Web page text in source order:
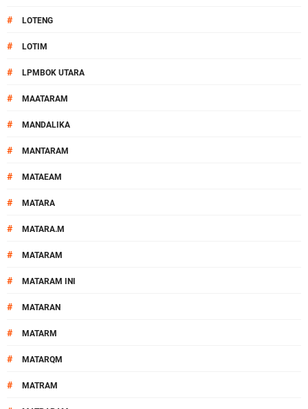
# LOTENG
# LOTIM
# LPMBOK UTARA
# MAATARAM
# MANDALIKA
# MANTARAM
# MATAEAM
# MATARA
# MATARA.M
# MATARAM
# MATARAM INI
# MATARAN
# MATARM
# MATARQM
# MATRAM